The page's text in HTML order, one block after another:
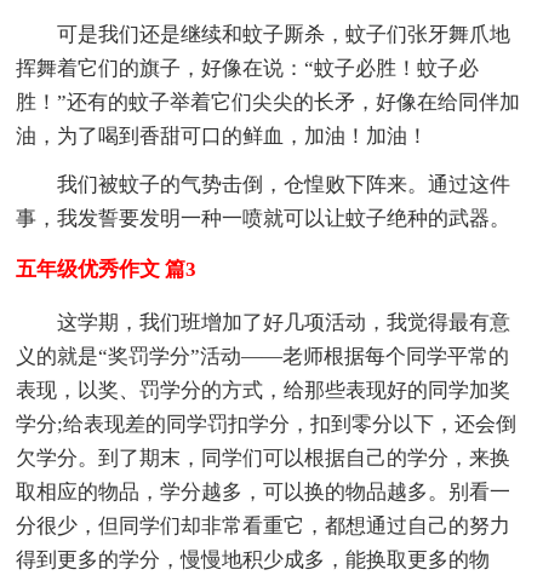
可是我们还是继续和蚊子厮杀，蚊子们张牙舞爪地
挥舞着它们的旗子，好像在说：“蚊子必胜！蚊子必
胜！”还有的蚊子举着它们尖尖的长矛，好像在给同伴加
油，为了喝到香甜可口的鲜血，加油！加油！
我们被蚊子的气势击倒，仓惶败下阵来。通过这件
事，我发誓要发明一种一喷就可以让蚊子绝种的武器。
五年级优秀作文 篇3
这学期，我们班增加了好几项活动，我觉得最有意
义的就是“奖罚学分”活动——老师根据每个同学平常的
表现，以奖、罚学分的方式，给那些表现好的同学加奖
学分;给表现差的同学罚扣学分，扣到零分以下，还会倒
欠学分。到了期末，同学们可以根据自己的学分，来换
取相应的物品，学分越多，可以换的物品越多。别看一
分很少，但同学们却非常看重它，都想通过自己的努力
得到更多的学分，慢慢地积少成多，能换取更多的物